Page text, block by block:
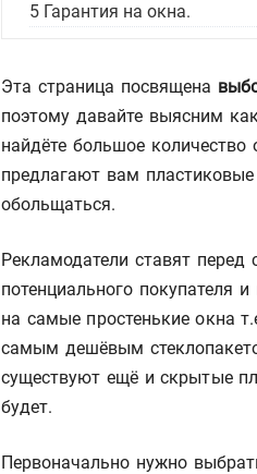
5 Гарантия на окна.
Эта страница посвящена
поэтому давайте выясним
найдёте большое
предлагают вам
обольщаться.
Рекламодатели ставят
потенциального покупателя
на самые простенькие окна
самым дешёвым
существуют ещё и скрытые
будет.
Первоначально нужно